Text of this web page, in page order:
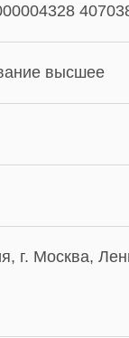
высшее
г. Москва,